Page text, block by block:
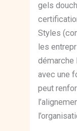
gels
Styles
les
démarche
avec une
peut